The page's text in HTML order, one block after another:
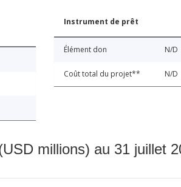
Instrument de prêt
Élément don N/D
Coût total du projet** N/D
millions) au 31 juillet